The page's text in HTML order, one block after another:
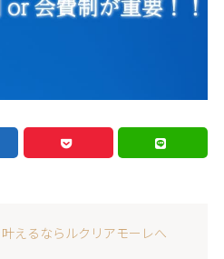
えるならルクリアモーレへ